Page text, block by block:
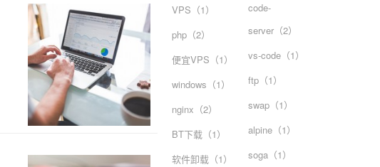
VPS（1）
php（2）
便宜VPS（1）
windows（1）
nginx（2）
BT下载（1）
软件卸载（1）
code-
server（2）
vs-code（1）
ftp（1）
swap（1）
alpine（1）
soga（1）